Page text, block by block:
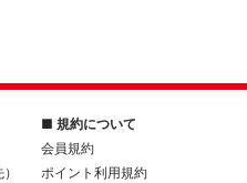
■ 規約について
会員規約
ポイント利用規約